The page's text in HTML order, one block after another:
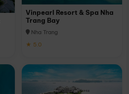
Vinpearl Resort & Spa Nha
Trang Bay
Nha Trang
★ 5.0